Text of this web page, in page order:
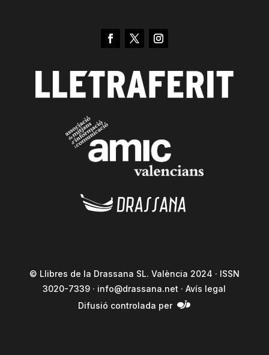
© Llibres de la Drassana SL. València 2024 · ISSN
3020-7339 · info@drassana.net ·Avís legal
Difusió controlada per